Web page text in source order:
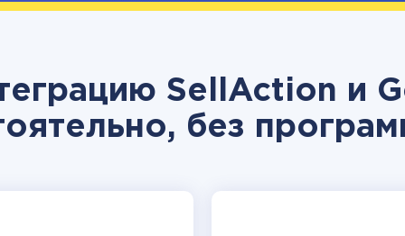
SellAction и
без